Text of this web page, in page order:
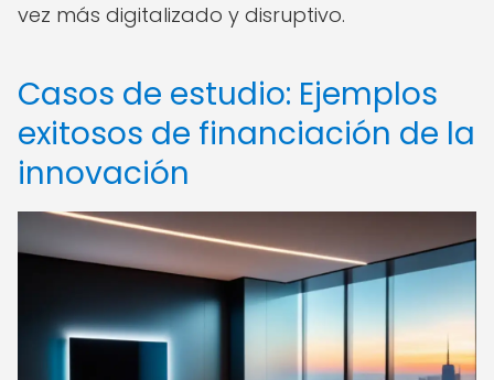
vez más digitalizado y disruptivo.
Casos de estudio: Ejemplos
exitosos de financiación de la
innovación